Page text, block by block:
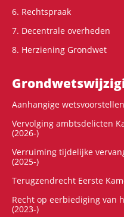
6. Rechtspraak
7. Decentrale overheden
8. Herziening Grondwet
Aanhangige wetsvoorstellen
Vervolging ambtsdelicten
(2026-)
Verruiming tijdelijke
(2025-)
Terugzendrecht Eerste
Recht op eerbiediging van
(2023-)